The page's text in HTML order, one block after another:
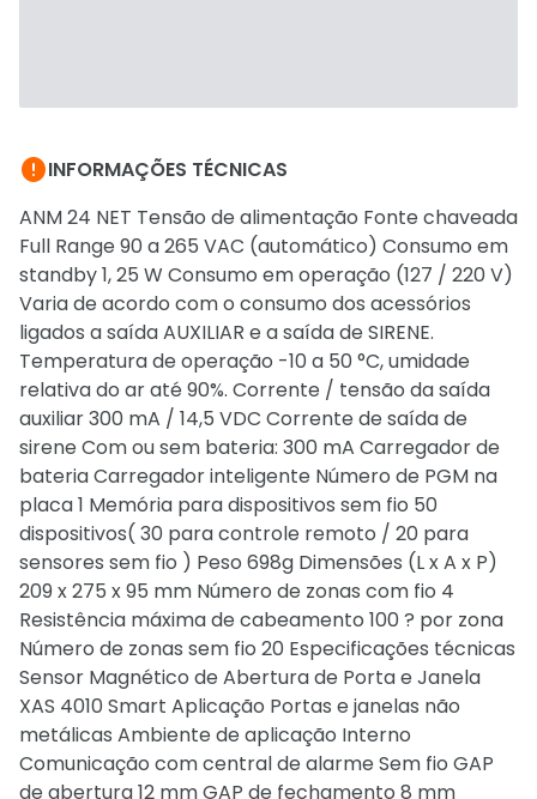
INFORMAÇÕES TÉCNICAS
ANM 24 NET Tensão de alimentação Fonte chaveada
Full Range 90 a 265 VAC (automático) Consumo em
standby 1, 25 W Consumo em operação (127 / 220 V)
Varia de acordo com o consumo dos acessórios
ligados a saída AUXILIAR e a saída de SIRENE.
Temperatura de operação -10 a 50 °C, umidade
relativa do ar até 90%. Corrente / tensão da saída
auxiliar 300 mA / 14,5 VDC Corrente de saída de
sirene Com ou sem bateria: 300 mA Carregador de
bateria Carregador inteligente Número de PGM na
placa 1 Memória para dispositivos sem fio 50
dispositivos( 30 para controle remoto / 20 para
sensores sem fio ) Peso 698g Dimensões (L x A x P)
209 x 275 x 95 mm Número de zonas com fio 4
Resistência máxima de cabeamento 100 ? por zona
Número de zonas sem fio 20 Especificações técnicas
Sensor Magnético de Abertura de Porta e Janela
XAS 4010 Smart Aplicação Portas e janelas não
metálicas Ambiente de aplicação Interno
Comunicação com central de alarme Sem fio GAP
de abertura 12 mm GAP de fechamento 8 mm